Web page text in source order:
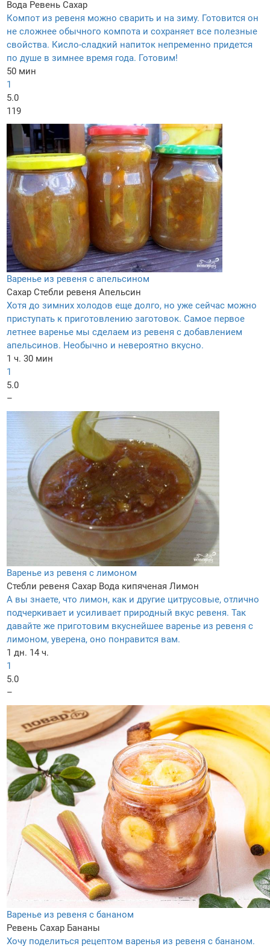
Вода Ревень Сахар
Компот из ревеня можно сварить и на зиму. Готовится он
не сложнее обычного компота и сохраняет все полезные
свойства. Кисло-сладкий напиток непременно придется
по душе в зимнее время года. Готовим!
50 мин
1
5.0
119
Варенье из ревеня с апельсином
Сахар Стебли ревеня Апельсин
Хотя до зимних холодов еще долго, но уже сейчас можно
приступать к приготовлению заготовок. Самое первое
летнее варенье мы сделаем из ревеня с добавлением
апельсинов. Необычно и невероятно вкусно.
1 ч. 30 мин
1
5.0
–
Варенье из ревеня с лимоном
Стебли ревеня Сахар Вода кипяченая Лимон
А вы знаете, что лимон, как и другие цитрусовые, отлично
подчеркивает и усиливает природный вкус ревеня. Так
давайте же приготовим вкуснейшее варенье из ревеня с
лимоном, уверена, оно понравится вам.
1 дн. 14 ч.
1
5.0
–
Варенье из ревеня с бананом
Ревень Сахар Бананы
Хочу поделиться рецептом варенья из ревеня с бананом.